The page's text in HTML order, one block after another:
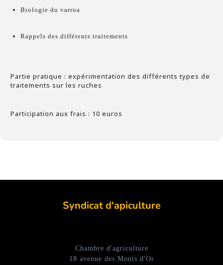
Biologie du varroa
Rappels des différents traitements
Partie pratique : expérimentation des différents types de
traitements sur les ruches
Participation aux frais : 10 euros
Syndicat d'apiculture
Chambre d'agriculture
18 avenue des Monts d'Or